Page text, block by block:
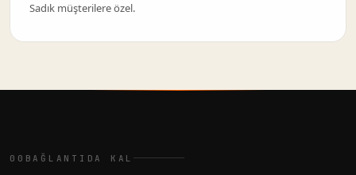
Sadık müşterilere özel.
00 BAĞLANTIDA KAL